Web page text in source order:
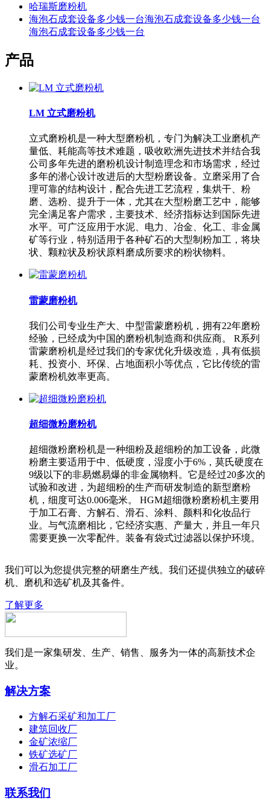
哈瑞斯磨粉机
海泡石成套设备多少钱一台海泡石成套设备多少钱一台
海泡石成套设备多少钱一台
产品
LM 立式磨粉机
立式磨粉机是一种大型磨粉机，专门为解决工业磨机产
量低、耗能高等技术难题，吸收欧洲先进技术并结合我
公司多年先进的磨粉机设计制造理念和市场需求，经过
多年的潜心设计改进后的大型粉磨设备。立磨采用了合
理可靠的结构设计，配合先进工艺流程，集烘干、粉
磨、选粉、提升于一体，尤其在大型粉磨工艺中，能够
完全满足客户需求，主要技术、经济指标达到国际先进
水平。可广泛应用于水泥、电力、冶金、化工、非金属
矿等行业，特别适用于各种矿石的大型制粉加工，将块
状、颗粒状及粉状原料磨成所要求的粉状物料。
雷蒙磨粉机
我们公司专业生产大、中型雷蒙磨粉机，拥有22年磨粉
经验，已经成为中国的磨粉机制造商和供应商。 R系列
雷蒙磨粉机是经过我们的专家优化升级改造，具有低损
耗、投资小、环保、占地面积小等优点，它比传统的雷
蒙磨粉机效率更高。
超细微粉磨粉机
超细微粉磨粉机是一种细粉及超细粉的加工设备，此微
粉磨主要适用于中、低硬度，湿度小于6%，莫氏硬度在
9级以下的非易燃易爆的非金属物料。它是经过20多次的
试验和改进，为超细粉的生产而研发制造的新型磨粉
机，细度可达0.006毫米。 HGM超细微粉磨粉机主要用
于加工石膏、方解石、滑石、涂料、颜料和化妆品行
业。与气流磨相比，它经济实惠、产量大，并且一年只
需要更换一次零配件。装备有袋式过滤器以保护环境。
我们可以为您提供完整的研磨生产线。我们还提供独立的破碎
机、磨机和选矿机及其备件。
了解更多
我们是一家集研发、生产、销售、服务为一体的高新技术企
业。
解决方案
方解石采矿和加工厂
建筑回收厂
金矿浓缩厂
铁矿选矿厂
滑石加工厂
联系我们